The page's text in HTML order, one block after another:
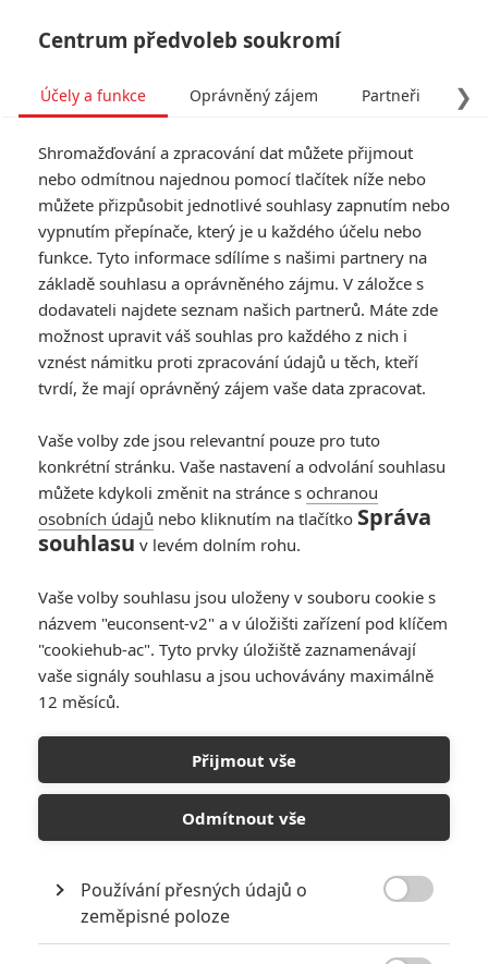
Tag: Mob Cops
ČLÁNKY FILMY(0) OSOBY(0) VIDEA (1)
RECENZE FILMŮ
10
Recenze: Zcela výjimečná Gerta
Schnirch nebarví hnus českých dějin
5
Recenze: Záhada strašidelného
zámku úroveň štědrovečerních
pohádek nepozvedla
8
6
Recenze: Godzilla x Kong: Nové
impérium
8
Centrum předvoleb soukromí
❯
Účely a funkce Oprávněný zájem Partneři
Shromažďování a zpracování dat můžete přijmout
nebo odmítnou najednou pomocí tlačítek níže nebo
můžete přizpůsobit jednotlivé souhlasy zapnutím nebo
vypnutím přepínače, který je u každého účelu nebo
funkce. Tyto informace sdílíme s našimi partnery na
základě souhlasu a oprávněného zájmu. V záložce s
dodavateli najdete seznam našich partnerů. Máte zde
možnost upravit váš souhlas pro každého z nich i
vznést námitku proti zpracování údajů u těch, kteří
tvrdí, že mají oprávněný zájem vaše data zpracovat.
Vaše volby zde jsou relevantní pouze pro tuto
konkrétní stránku. Vaše nastavení a odvolání souhlasu
můžete kdykoli změnit na stránce s ochranou
osobních údajů nebo kliknutím na tlačítko Správa
souhlasu v levém dolním rohu.
Vaše volby souhlasu jsou uloženy v souboru cookie s
názvem "euconsent-v2" a v úložišti zařízení pod klíčem
"cookiehub-ac". Tyto prvky úložiště zaznamenávají
vaše signály souhlasu a jsou uchovávány maximálně
12 měsíců.
Přijmout vše
Odmítnout vše
Používání přesných údajů o
zeměpisné poloze